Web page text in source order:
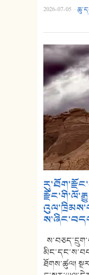
2026-07-05 ·
ཐོགས་ཚུལ།